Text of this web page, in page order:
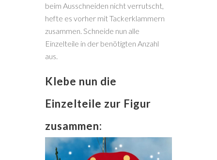
beim Ausschneiden nicht verrutscht,
hefte es vorher mit Tackerklammern
zusammen. Schneide nun alle
Einzelteile in der benötigten Anzahl
aus.
Klebe nun die
Einzelteile zur Figur
zusammen: